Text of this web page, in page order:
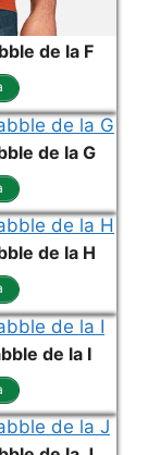
de la F
de la G
de la H
de la I